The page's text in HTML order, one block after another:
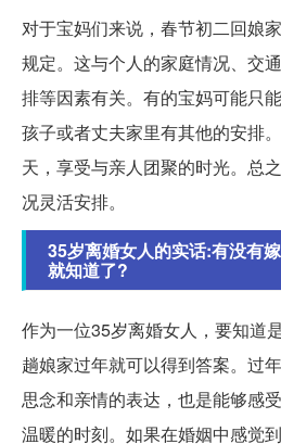
对于宝妈们来说，春节初二回娘
规定。这与个人的家庭情况、交
排等因素有关。有的宝妈可能只
孩子或者丈夫家里有其他的安排
天，享受与亲人团聚的时光。总
况灵活安排。
35岁离婚女人的实话:有没有
就知道了?
作为一位35岁离婚女人，要知道
趟娘家过年就可以得到答案。过
思念和亲情的表达，也是能够感
温暖的时刻。如果在婚姻中感觉